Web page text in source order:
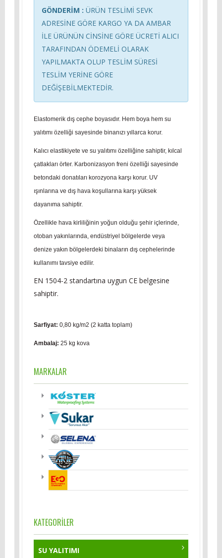
GÖNDERİM : ÜRÜN TESLİMİ SEVK
ADRESİNE GÖRE KARGO YA DA AMBAR
İLE ÜRÜNÜN CİNSİNE GÖRE ÜCRETİ ALICI
TARAFINDAN ÖDEMELİ OLARAK
YAPILMAKTA OLUP TESLİM SÜRESİ
TESLİM YERİNE GÖRE
DEĞİŞEBİLMEKTEDİR.
Elastomerik dış cephe boyasıdır. Hem boya hem su
yalıtımı özelliği sayesinde binanızı yıllarca korur.
Kalıcı elastikiyete ve su yalıtımı özelliğine sahiptir, kılcal
çatlakları örter. Karbonizasyon freni özelliği sayesinde
betondaki donatıları korozyona karşı korur. UV
ışınlarına ve dış hava koşullarına karşı yüksek
dayanıma sahiptir.
Özellikle hava kirliliğinin yoğun olduğu şehir içlerinde,
otoban yakınlarında, endüstriyel bölgelerde veya
denize yakın bölgelerdeki binaların dış cephelerinde
kullanımı tavsiye edilir.
EN 1504-2 standartına uygun CE belgesine
sahiptir.
Sarfiyat: 0,80 kg/m2 (2 katta toplam)
Ambalaj: 25 kg kova
MARKALAR
KATEGORİLER
SU YALITIMI